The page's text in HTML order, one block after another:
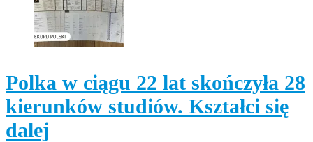
Polka w ciągu 22 lat skończyła 28
kierunków studiów. Kształci się
dalej